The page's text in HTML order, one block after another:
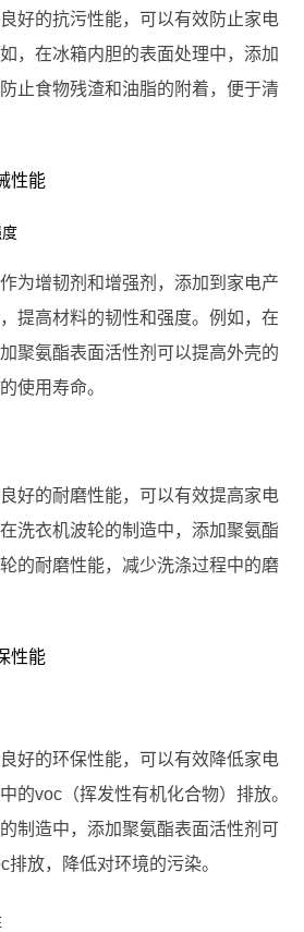
好的抗污性能，可以有效防止家电
，在冰箱内胆的表面处理中，添加
止食物残渣和油脂的附着，便于清
性能
为增韧剂和增强剂，添加到家电产
提高材料的韧性和强度。例如，在
聚氨酯表面活性剂可以提高外壳的
使用寿命。
好的耐磨性能，可以有效提高家电
洗衣机波轮的制造中，添加聚氨酯
的耐磨性能，减少洗涤过程中的磨
性能
好的环保性能，可以有效降低家电
的voc（挥发性有机化合物）排放。
制造中，添加聚氨酯表面活性剂可
放，降低对环境的污染。